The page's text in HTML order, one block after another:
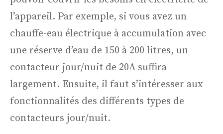
l’appareil. Par exemple, si vous avez un
chauffe-eau électrique à accumulation avec
une réserve d’eau de 150 à 200 litres, un
contacteur jour/nuit de 20A suffira
largement. Ensuite, il faut s’intéresser aux
fonctionnalités des différents types de
contacteurs jour/nuit.